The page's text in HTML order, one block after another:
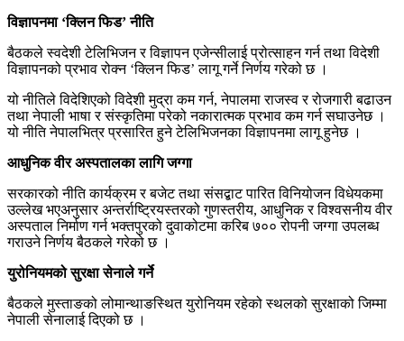
विज्ञापनमा ‘क्लिन फिड’ नीति
बैठकले स्वदेशी टेलिभिजन र विज्ञापन एजेन्सीलाई प्रोत्साहन गर्न तथा विदेशी
विज्ञापनको प्रभाव रोक्न ‘क्लिन फिड’ लागू गर्ने निर्णय गरेको छ ।
यो नीतिले विदेशिएको विदेशी मुद्रा कम गर्न, नेपालमा राजस्व र रोजगारी बढाउन
तथा नेपाली भाषा र संस्कृतिमा परेको नकारात्मक प्रभाव कम गर्न सघाउनेछ ।
यो नीति नेपालभित्र प्रसारित हुने टेलिभिजनका विज्ञापनमा लागू हुनेछ ।
आधुनिक वीर अस्पतालका लागि जग्गा
सरकारको नीति कार्यक्रम र बजेट तथा संसद्बाट पारित विनियोजन विधेयकमा
उल्लेख भएअनुसार अन्तर्राष्ट्रियस्तरको गुणस्तरीय, आधुनिक र विश्वसनीय वीर
अस्पताल निर्माण गर्न भक्तपुरको दुवाकोटमा करिब ७०० रोपनी जग्गा उपलब्ध
गराउने निर्णय बैठकले गरेको छ ।
युरोनियमको सुरक्षा सेनाले गर्ने
बैठकले मुस्ताङको लोमान्थाङस्थित युरोनियम रहेको स्थलको सुरक्षाको जिम्मा
नेपाली सेनालाई दिएको छ ।